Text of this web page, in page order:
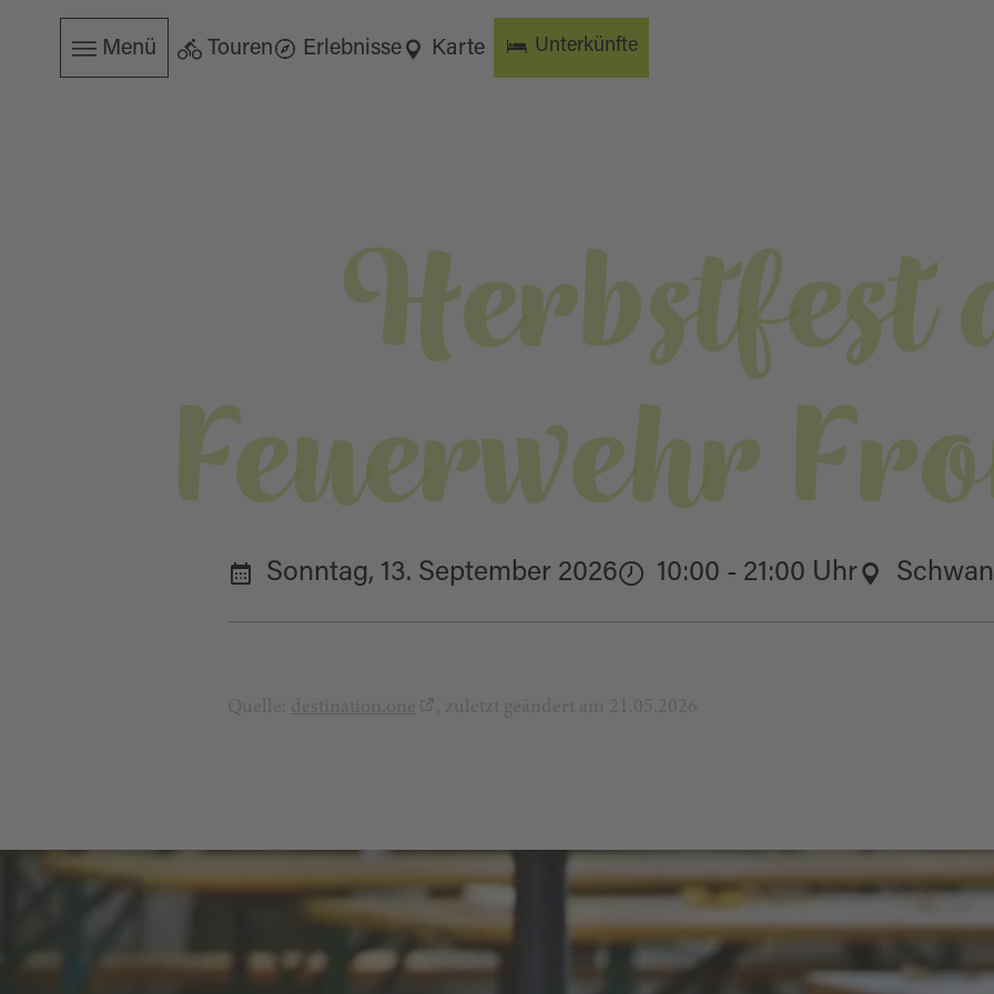
Menü Touren Erlebnisse Karte Unterkünfte
Herbstfest
Feuerwehr
Sonntag, 13. September 2026 10:00 - 21:00 Uhr